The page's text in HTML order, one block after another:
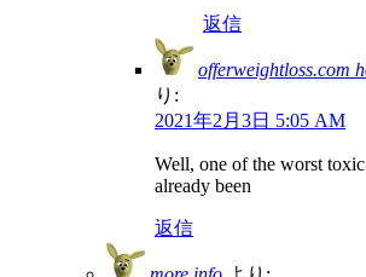
返信
offerweightloss.com
り:
2021年2月3日 5:05 AM
Well, one of the worst
already been
返信